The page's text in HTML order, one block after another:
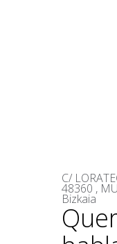
C/
48360 ,
Bizkaia